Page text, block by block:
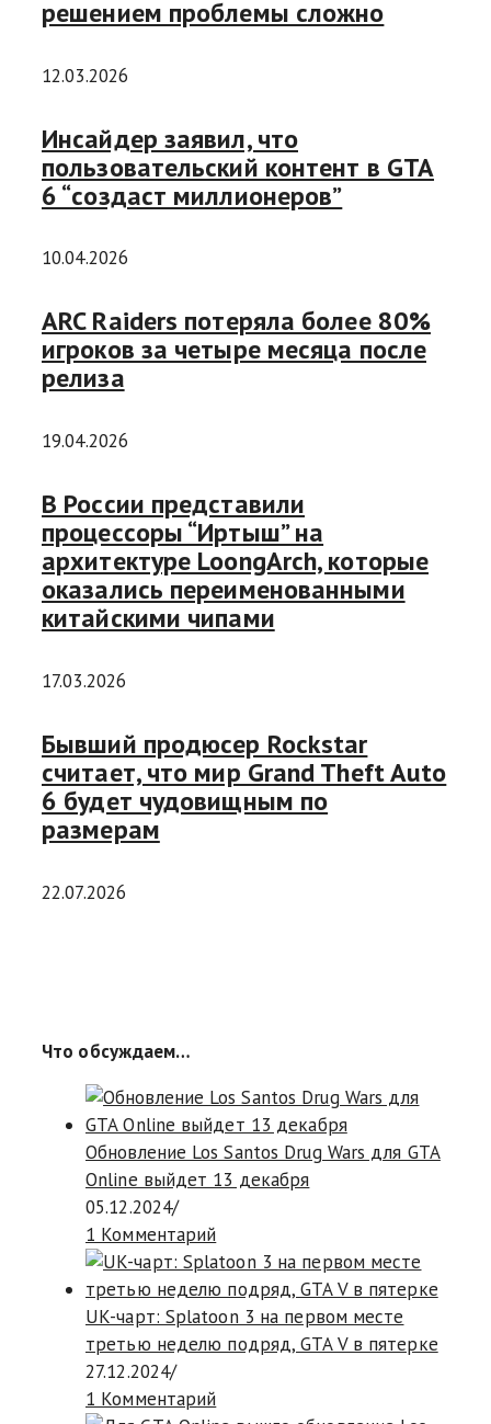
решением проблемы сложно
12.03.2026
Инсайдер заявил, что
пользовательский контент в GTA
6 “создаст миллионеров”
10.04.2026
ARC Raiders потеряла более 80%
игроков за четыре месяца после
релиза
19.04.2026
В России представили
процессоры “Иртыш” на
архитектуре LoongArch, которые
оказались переименованными
китайскими чипами
17.03.2026
Бывший продюсер Rockstar
считает, что мир Grand Theft Auto
6 будет чудовищным по
размерам
22.07.2026
Что обсуждаем…
Обновление Los Santos Drug Wars для GTA
Online выйдет 13 декабря
05.12.2024/
1 Комментарий
UK-чарт: Splatoon 3 на первом месте
третью неделю подряд, GTA V в пятерке
27.12.2024/
1 Комментарий